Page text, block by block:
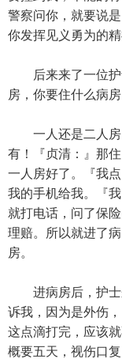
警察问你，就要说是
你发挥见义勇为的精
后来来了一位护
房，你要住什么病房
一人还是二人房
有！『贞清：』那住
一人房好了。『我
我的手机给我。『我
就打电话，问了保
理赔。所以就进了病
房。
进病房后，护士
诉我，因为是外伤，
这点滴打完，应该
概要五天，视伤口复